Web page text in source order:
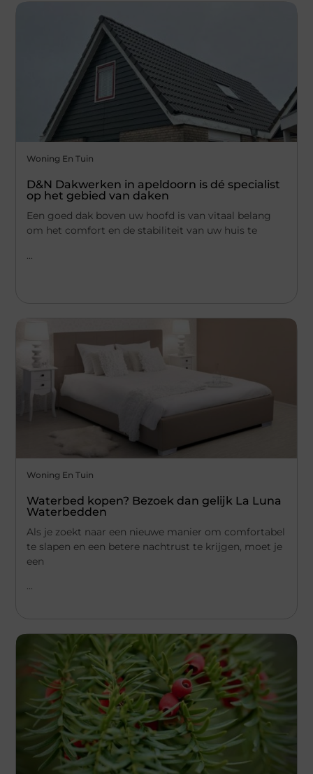
Woning En Tuin
D&N Dakwerken in apeldoorn is dé specialist
op het gebied van daken
Een goed dak boven uw hoofd is van vitaal belang
om het comfort en de stabiliteit van uw huis te
Woning En Tuin
Waterbed kopen? Bezoek dan gelijk La Luna
Waterbedden
Als je zoekt naar een nieuwe manier om comfortabel
te slapen en een betere nachtrust te krijgen, moet je
een
...